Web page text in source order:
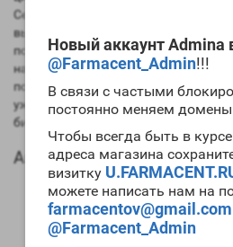
Новый аккаунт Admina
@Farmacent_Admin!!!
В связи с частыми
постоянно меняем домены
Чтобы всегда быть в
адреса магазина
визитку
можете написать нам на
farmacentov@gmail.com
@Farmacent_Admin
Сегодня спортивная
выпускает три эфира этого
популярными являются ацетат и
набирать большое количество
попробуйтекупить TriTren 250
уже иметь значительный
билдерам этот препарат
Анаболический профиль
Анаболическая активность –
сравнении мужским гормоном;
Андрогенная активность –
мужским гормоном;